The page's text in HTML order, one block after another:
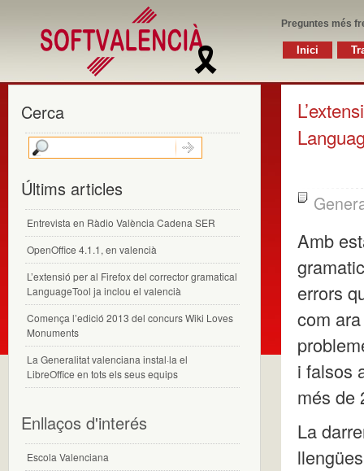
Preguntes més
Inici
Amb
errors
com
i falsos
més de
La
Cerca
Últims articles
Entrevista en Ràdio València Cadena SER
OpenOffice 4.1.1, en valencià
L’extensió per al Firefox del corrector gramatical
LanguageTool ja inclou el valencià
Comença l’edició 2013 del concurs Wiki Loves
Monuments
La Generalitat valenciana instal·la el
LibreOffice en tots els seus equips
Enllaços d'interés
Escola Valenciana